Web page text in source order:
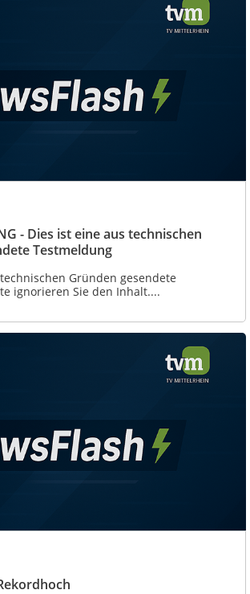
- Dies ist eine aus technischen
Testmeldung
Gründen gesendete
ignorieren Sie den Inhalt....